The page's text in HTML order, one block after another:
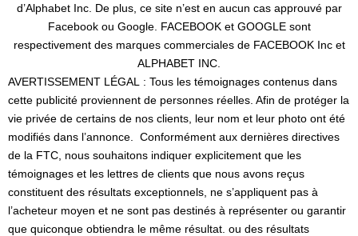
d’Alphabet Inc. De plus, ce site n’est en aucun cas approuvé par
Facebook ou Google. FACEBOOK et GOOGLE sont
respectivement des marques commerciales de FACEBOOK Inc et
ALPHABET INC.
AVERTISSEMENT LÉGAL : Tous les témoignages contenus dans
cette publicité proviennent de personnes réelles. Afin de protéger la
vie privée de certains de nos clients, leur nom et leur photo ont été
modifiés dans l’annonce. Conformément aux dernières directives
de la FTC, nous souhaitons indiquer explicitement que les
témoignages et les lettres de clients que nous avons reçus
constituent des résultats exceptionnels, ne s’appliquent pas à
l’acheteur moyen et ne sont pas destinés à représenter ou garantir
que quiconque obtiendra le même résultat. ou des résultats